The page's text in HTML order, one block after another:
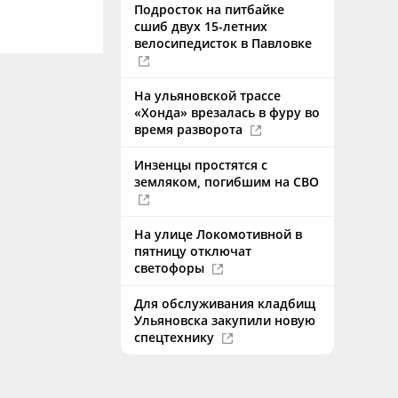
Подросток на питбайке
сшиб двух 15-летних
велосипедисток в Павловке
На ульяновской трассе
«Хонда» врезалась в фуру во
время разворота
Инзенцы простятся с
земляком, погибшим на СВО
На улице Локомотивной в
пятницу отключат
светофоры
Для обслуживания кладбищ
Ульяновска закупили новую
спецтехнику